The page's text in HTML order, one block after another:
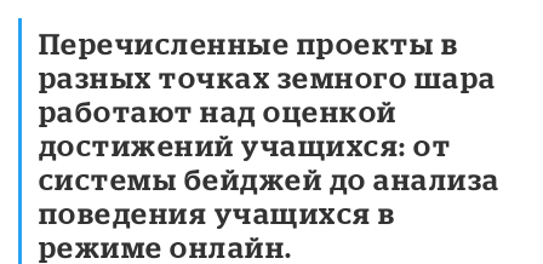
Перечисленные проекты в
разных точках земного шара
работают над оценкой
достижений учащихся: от
системы бейджей до анализа
поведения учащихся в
режиме онлайн.